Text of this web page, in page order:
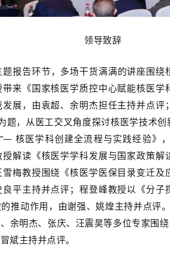
领导致辞
报告环节，多场干货满满的讲座围绕
带来《国家核医学质控中心赋能核医
展，由袁超、余明杰担任主持并点
，从医工交叉角度探讨核医学技术创
核医学科创建全流程与实践经验》
解读《核医学学科发展与国家政策解
雪梅教授围绕《核医学医保目录变迁
良平主持并点评；程登峰教授以《分子
推动作用， 由谢强、姚煌主持并点评
余明杰、张庆、汪震昊等多位专家围
斌主持并点评。